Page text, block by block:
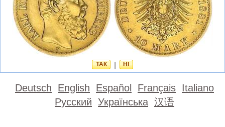
ТАК НІ
Deutsch English Español Français Italiano
Русский Українська 汉语